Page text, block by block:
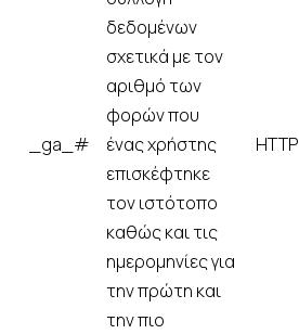
_ga_#
δεδομένων
σχετικά με τον
αριθμό των
φορών που
ένας χρήστης
επισκέφτηκε
τον ιστότοπο
καθώς και τις
ημερομηνίες για
την πρώτη και
την πιο
HTTP